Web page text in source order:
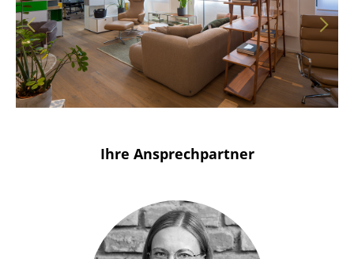
Solothurn
Stuttgart
Ihre Ansprechpartner